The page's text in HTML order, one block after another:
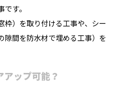
す。
枠）を取り付ける工事や、シー
隙間を防水材で埋める工事）を
ップ可能？